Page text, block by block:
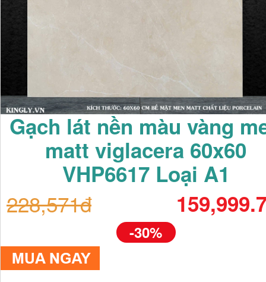
Gạch lát nền màu vàng
matt viglacera 60x60
VHP6617 Loại A1
228,571đ
-30%